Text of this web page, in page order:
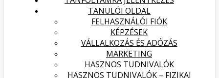
TANULÓI OLDAL
FELHASZNÁLÓI FIÓK
KÉPZÉSEK
VÁLLALKOZÁS ÉS ADÓZÁS
MARKETING
HASZNOS TUDNIVALÓK
HASZNOS TUDNIVALÓK – FIZIKAI